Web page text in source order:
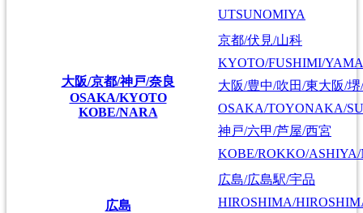
UTSUNOMIYA
大阪/京都/神戸/奈良
OSAKA/KYOTO
KOBE/NARA
京都/伏見/山科
KYOTO/FUSHIMI/
大阪/豊中/吹田/東大阪/
OSAKA/TOYONAKA/
神戸/六甲/芦屋/西宮
KOBE/ROKKO/
広島
広島/広島駅/宇品
HIROSHIMA/